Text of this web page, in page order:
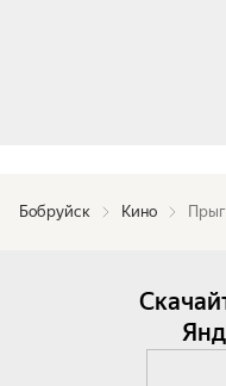
Бобруйск Кино